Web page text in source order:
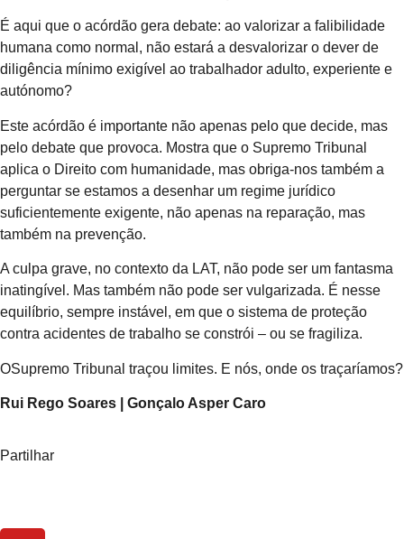
É aqui que o acórdão gera debate: ao valorizar a falibilidade
humana como normal, não estará a desvalorizar o dever de
diligência mínimo exigível ao trabalhador adulto, experiente e
autónomo?
Este acórdão é importante não apenas pelo que decide, mas
pelo debate que provoca. Mostra que o Supremo Tribunal
aplica o Direito com humanidade, mas obriga-nos também a
perguntar se estamos a desenhar um regime jurídico
suficientemente exigente, não apenas na reparação, mas
também na prevenção.
A culpa grave, no contexto da LAT, não pode ser um fantasma
inatingível. Mas também não pode ser vulgarizada. É nesse
equilíbrio, sempre instável, em que o sistema de proteção
contra acidentes de trabalho se constrói – ou se fragiliza.
OSupremo Tribunal traçou limites. E nós, onde os traçaríamos?
Rui Rego Soares | Gonçalo Asper Caro
Partilhar